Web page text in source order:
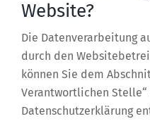
Website?
Die Datenverarbeitung
durch den
können Sie dem
Verantwortlichen
Datenschutzerklärung